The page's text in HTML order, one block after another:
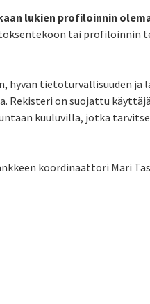
lukien profiloinnin
tai profiloinnin
hyvän tietoturvallisuuden ja
on suojattu
kuuluvilla, jotka
koordinaattori Mari